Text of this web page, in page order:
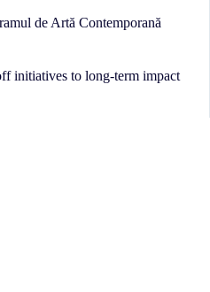
de Artă Contemporană
initiatives to long-term impact